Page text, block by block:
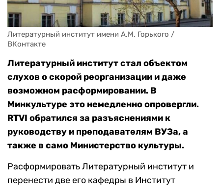
Литературный институт имени А.М. Горького /
ВКонтакте
Литературный институт стал объектом
слухов о скорой реорганизации и даже
возможном расформировании. В
Минкультуре это немедленно опровергли.
RTVI обратился за разъяснениями к
руководству и преподавателям ВУЗа, а
также в само Министерство культуры.
Расформировать Литературный институт и
перенести две его кафедры в Институт